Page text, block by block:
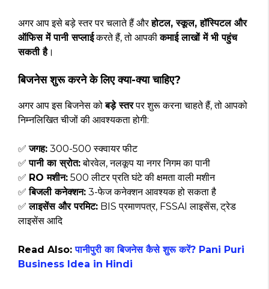
अगर आप इसे बड़े स्तर पर चलाते हैं औरहोटल, स्कूल, हॉस्पिटल और
ऑफिस में पानी सप्लाईकरते हैं, तो आपकीकमाई लाखों में भी पहुंच
सकती है।
बिजनेस शुरू करने के लिए क्या-क्या चाहिए?
अगर आप इस बिजनेस कोबड़े स्तरपर शुरू करना चाहते हैं, तो आपको
निम्नलिखित चीजों की आवश्यकता होगी:
✅जगह: 300-500 स्क्वायर फीट
✅पानी का स्रोत:बोरवेल, नलकूप या नगर निगम का पानी
✅ RO मशीन: 500 लीटर प्रति घंटे की क्षमता वाली मशीन
✅बिजली कनेक्शन: 3-फेज कनेक्शन आवश्यक हो सकता है
✅लाइसेंस और परमिट: BIS प्रमाणपत्र, FSSAI लाइसेंस, ट्रेड
लाइसेंस आदि
Read Also:पानीपुरी का बिजनेस कैसे शुरू करें? Pani Puri
Business Idea in Hindi